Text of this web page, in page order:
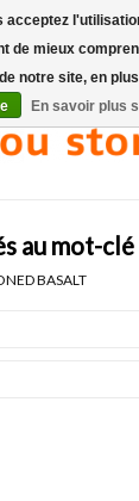
au mot-
BASALT
acceptez
de mieux
notre site, en
En savoir plus